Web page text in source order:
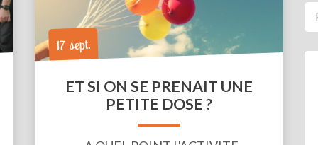
17 sept.
ET SI ON SE PRENAIT UNE
PETITE DOSE ?